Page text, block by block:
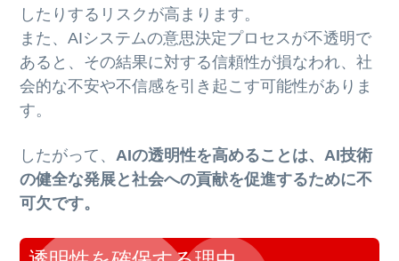
したりするリスクが高まります。
また、AIシステムの意思決定プロセスが不透明で
あると、その結果に対する信頼性が損なわれ、社
会的な不安や不信感を引き起こす可能性がありま
す。
したがって、AIの透明性を高めることは、AI技術
の健全な発展と社会への貢献を促進するために不
可欠です。